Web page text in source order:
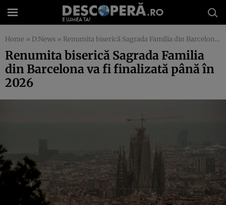
Home » D:News » Renumita biserică Sagrada Familia din Barcelona va fi finalizată până în 2026
Renumita biserică Sagrada Familia
din Barcelona va fi finalizată până în
2026